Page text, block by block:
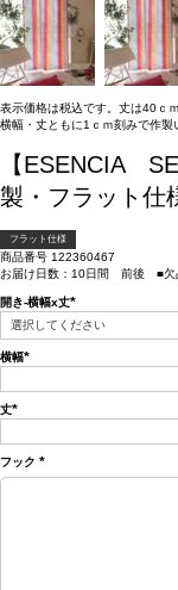
表示価格は税込です。丈は40ｃ
横幅・丈ともに1ｃｍ刻みで作製
【ESENCIA
製・フラット
フラット仕様
商品番号 122360467
お届け日数：10日間 前後 ■欠
開き-横幅x丈
(必
須)
横幅
須)
丈
須)
フック
(必